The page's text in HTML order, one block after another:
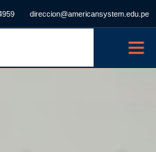
direccion@americansystem.edu.pe